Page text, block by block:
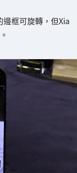
框可旋轉，但Xia